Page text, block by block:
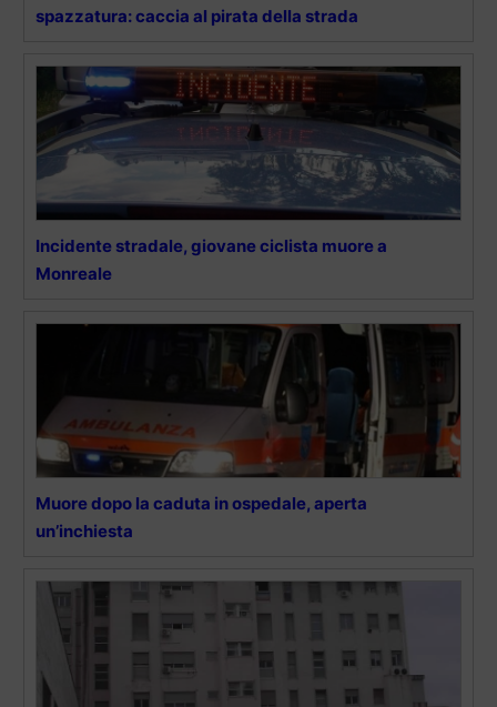
spazzatura: caccia al pirata della strada
Incidente stradale, giovane ciclista muore a
Monreale
Muore dopo la caduta in ospedale, aperta
un’inchiesta